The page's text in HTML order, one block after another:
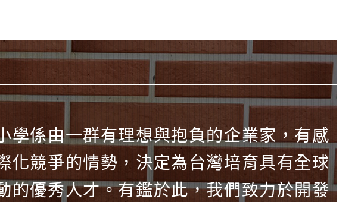
學係由一群有理想與抱負的企業家，有感
化競爭的情勢，決定為台灣培育具有全球
的優秀人才。有鑑於此，我們致力於開發